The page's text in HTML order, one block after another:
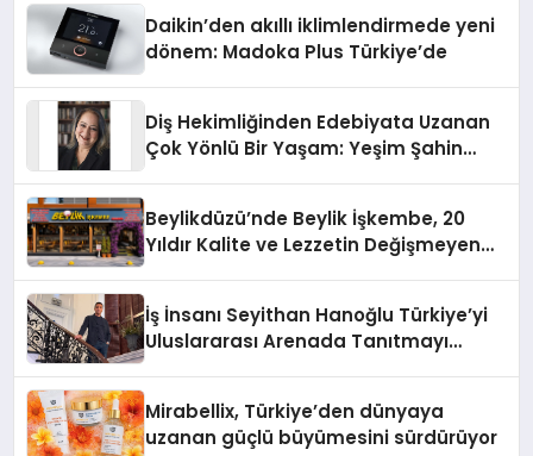
Daikin’den akıllı iklimlendirmede yeni
dönem: Madoka Plus Türkiye’de
Diş Hekimliğinden Edebiyata Uzanan
Çok Yönlü Bir Yaşam: Yeşim Şahin
Beylikdüzü’nde Beylik İşkembe, 20
Yıldır Kalite ve Lezzetin Değişmeyen
İş İnsanı Seyithan Hanoğlu Türkiye’yi
Uluslararası Arenada Tanıtmayı
Mirabellix, Türkiye’den dünyaya
uzanan güçlü büyümesini sürdürüyor